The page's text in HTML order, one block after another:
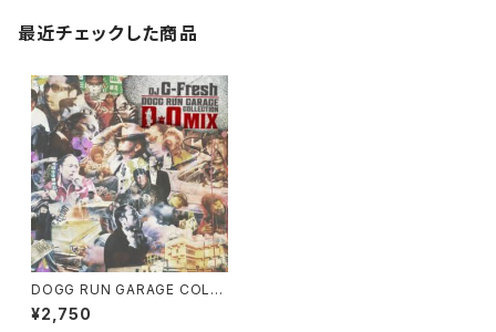
最近チェックした商品
DOGG RUN GARAGE COLLE
CTION -D.O MIX- Mixed by
DJ G-Fresh
¥2,750